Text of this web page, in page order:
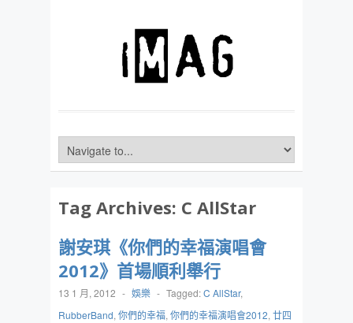
Tag Archives: C AllStar
謝安琪《你們的幸福演唱會
2012》首場順利舉行
13 1 月, 2012 - 娛樂 - Tagged:C AllStar,
RubberBand, 你們的幸福, 你們的幸福演唱會2012, 廿四